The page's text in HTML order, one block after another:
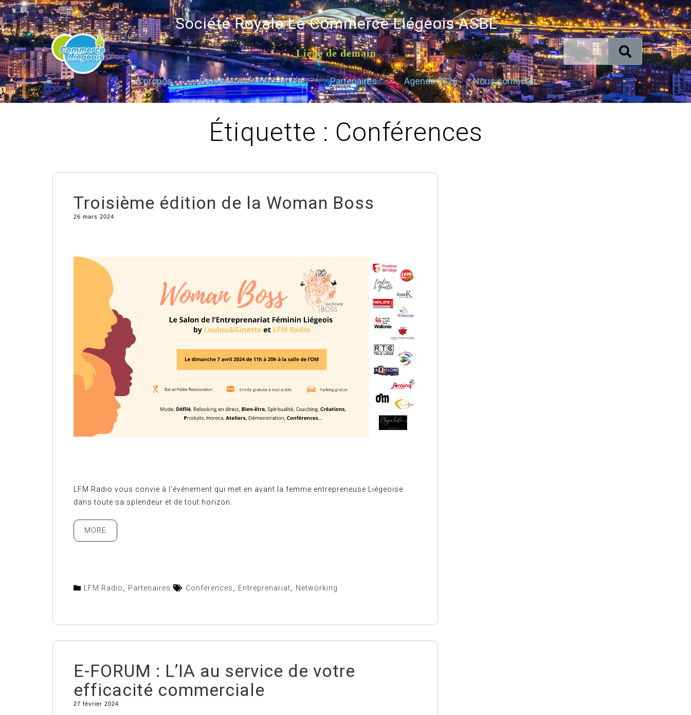
Société Royale Le Commerce Liégeois ASBL
Liège de demain
À propos Projets Infos utiles Partenaires Agenda 2026 Nous contacter
Étiquette : Conférences
Troisième édition de la Woman Boss
26 mars 2024
LFM Radio vous convie à l’événement qui met en avant la femme entrepreneuse Liégeoise
dans toute sa splendeur et de tout horizon.
MORE
LFM Radio Partenaires Conférences Entreprenariat Networking
E-FORUM : L’IA au service de votre
efficacité commerciale
27 février 2024